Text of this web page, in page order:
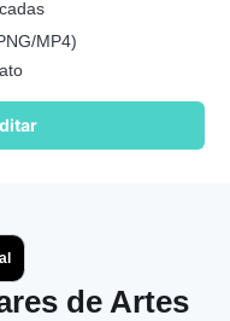
MP4)
de Artes